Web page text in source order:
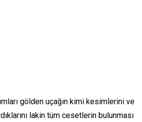
gölden uçağın kimi kesimlerini ve
lakin tüm cesetlerin bulunması